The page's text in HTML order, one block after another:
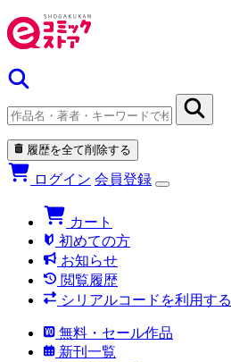
履歴を全て削除する
ログイン 会員登録
カート
初めての方
お知らせ
閲覧履歴
シリアルコードを利用する
無料・セール作品
新刊一覧